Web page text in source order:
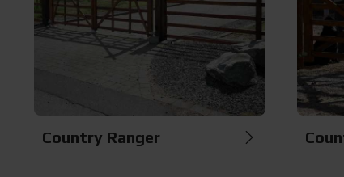
Country Ranger